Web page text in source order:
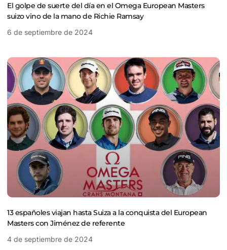
El golpe de suerte del día en el Omega European Masters
suizo vino de la mano de Richie Ramsay
6 de septiembre de 2024
13 españoles viajan hasta Suiza a la conquista del European
Masters con Jiménez de referente
4 de septiembre de 2024